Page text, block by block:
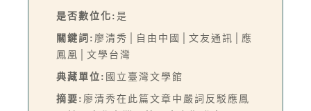
是否數位化: 是
關鍵詞: 廖清秀│自由中國│文友通訊│應
鳳凰│文學台灣
典藏單位: 國立臺灣文學館
摘要: 廖清秀在此篇文章中嚴詞反駁應鳳